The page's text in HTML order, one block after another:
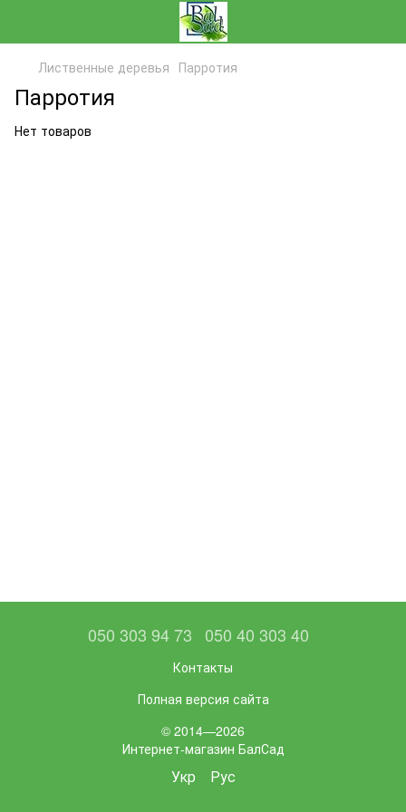
Лиственные деревья Парротия
Парротия
Нет товаров
050 303 94 73 050 40 303 40
Контакты
Полная версия сайта
© 2014—2026
Интернет-магазин БалСад
Укр Рус